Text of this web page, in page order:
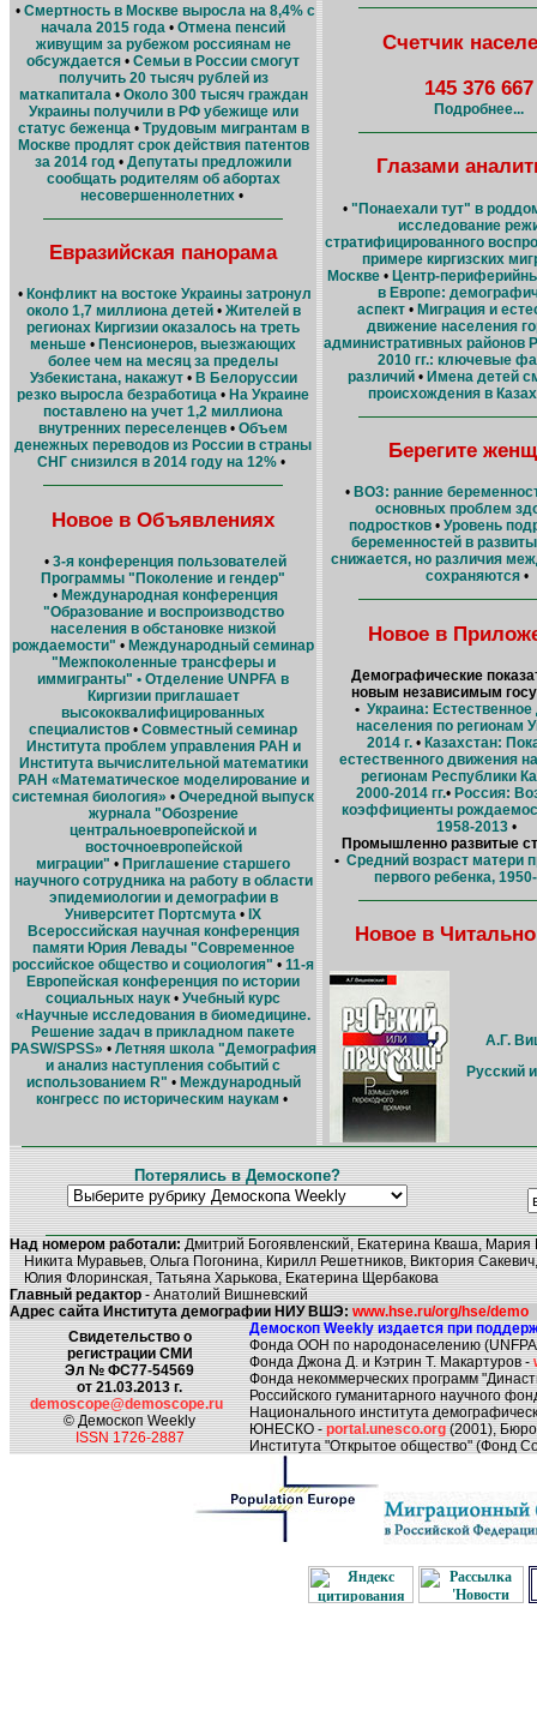
• Смертность в Москве выросла на 8,4% с
начала 2015 года • Отмена пенсий
живущим за рубежом россиянам не
обсуждается • Семьи в России смогут
получить 20 тысяч рублей из
маткапитала • Около 300 тысяч граждан
Украины получили в РФ убежище или
статус беженца • Трудовым мигрантам в
Москве продлят срок действия патентов
за 2014 год • Депутаты предложили
сообщать родителям об абортах
несовершеннолетних•
Евразийская панорама
• Конфликт на востоке Украины затронул
около 1,7 миллиона детей• Жителей в
регионах Киргизии оказалось на треть
меньше • Пенсионеров, выезжающих
более чем на месяц за пределы
Узбекистана, накажут• В Белоруссии
резко выросла безработица • На Украине
поставлено на учет 1,2 миллиона
внутренних переселенцев • Объем
денежных переводов из России в страны
СНГ снизился в 2014 году на 12% •
Новое в Объявлениях
• 3-я конференция пользователей
Программы "Поколение и гендер"
• Международная конференция
"Образование и воспроизводство
населения в обстановке низкой
рождаемости" • Международный семинар
"Межпоколенные трансферы и
иммигранты" • Отделение UNPFA в
Киргизии приглашает
высококвалифицированных
специалистов • Совместный семинар
Института проблем управления РАН и
Института вычислительной математики
РАН «Математическое моделирование и
системная биология» • Очередной выпуск
журнала "Обозрение
центральноевропейской и
восточноевропейской
миграции" • Приглашение старшего
научного сотрудника на работу в области
эпидемиологии и демографии в
Университет Портсмута • IX
Всероссийская научная конференция
памяти Юрия Левады "Современное
российское общество и социология" • 11-я
Европейская конференция по истории
социальных наук • Учебный курс
«Научные исследования в биомедицине.
Решение задач в прикладном пакете
PASW/SPSS» • Летняя школа "Демография
и анализ наступления событий с
использованием R" • Международный
конгресс по историческим наукам •
Счетчик
145 376 667
Подробнее...
Глазами
• "Понаехали тут" в
исследование
стратифицированного
примере киргизских
Москве• Центр-
в Европе:
аспект • Миграция и
движение населения
административных районов
2010 гг.: ключевые
различий• Имена детей
происхождения в
Берегите
• ВОЗ: ранние
основных проблем
подростков• Уровень
беременностей в
снижается, но различия
сохраняются•
Новое в
Демографические
новым независимым
• Украина:
населения по регионам
2014 г. • Казахстан:
естественного движения
регионам Республики
2000-2014 гг.• Россия:
коэффициенты
1958-2013 •
Промышленно развитые
• Средний возраст матери
первого ребенка,
Новое в
А.Г.
Русский
Потерялись в Демоскопе?
Над номером работали:Дмитрий Богоявленский, Екатерина Кваша, Мария
Никита Муравьев, Ольга Погонина, Кирилл Решетников, Виктория
Юлия Флоринская, Татьяна Харькова, Екатерина Щербакова
Главный редактор- Анатолий Вишневский
Адрес сайта Института демографии НИУ ВШЭ: www.hse.ru/org/hse/demo
Свидетельство о
регистрации СМИ
Эл № ФС77-54569
от 21.03.2013 г.
demoscope@demoscope.ru
© Демоскоп Weekly
ISSN 1726-2887
Демоскоп Weekly издается при
Фонда ООН по народонаселению
Фонда Джона Д. и Кэтрин Т. Макартуров -
Фонда некоммерческих программ
Российского гуманитарного научного
Национального института
ЮНЕСКО -portal.unesco.org(2001),
Института "Открытое общество" (Фонд